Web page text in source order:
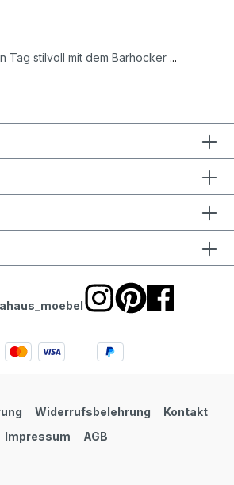
Tag stilvoll mit dem Barhocker ...
Widerrufsbelehrung
Kontakt
Impressum
AGB